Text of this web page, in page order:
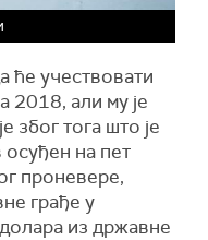
ће учествовати
2018, али му је
због тога што је
на пет
проневере,
грађе у
из државне